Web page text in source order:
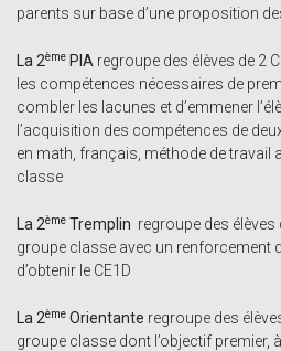
parents sur base d’une proposition
La 2ème PIA regroupe des élèves de 2
les compétences nécessaires de
combler les lacunes et d’emmener
l’acquisition des compétences de
en math, français, méthode de travail
classe
La 2ème Tremplin regroupe des
groupe classe avec un renforcement
d’obtenir le CE1D
La 2ème Orientante regroupe des
groupe classe dont l’objectif premier,